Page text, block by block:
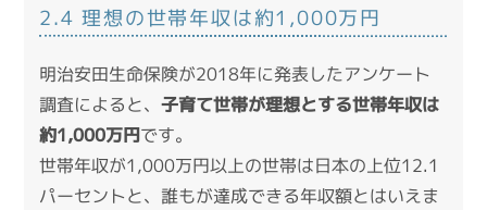
2.4 理想の世帯年収は約1,000万円
明治安田生命保険が2018年に発表したアンケート
調査によると、子育て世帯が理想とする世帯年収は
約1,000万円です。
世帯年収が1,000万円以上の世帯は日本の上位12.1
パーセントと、誰もが達成できる年収額とはいえま